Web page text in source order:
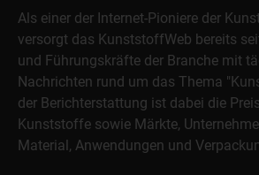
Als einer der Internet-Pioniere der
versorgt das KunststoffWeb bereits
und Führungskräfte der Branche mit
Nachrichten rund um das Thema
der Berichterstattung ist dabei die
Kunststoffe sowie Märkte,
Material, Anwendungen und